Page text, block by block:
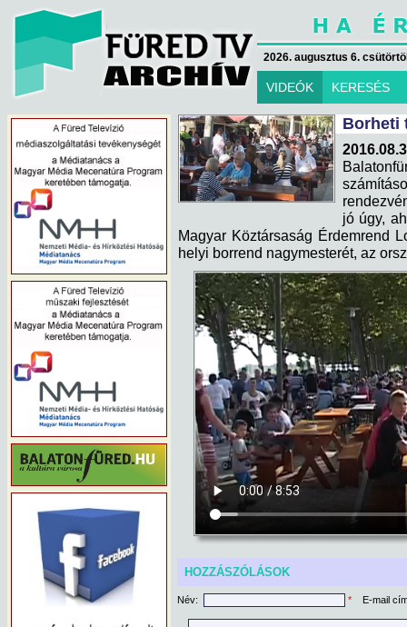
2026. augusztus 6.
VIDEÓK KERESÉS
Borheti
jó úgy,
Magyar Köztársaság Érdemrend
helyi borrend nagymesterét, az
HOZZÁSZÓLÁSOK
Név: * E-mail